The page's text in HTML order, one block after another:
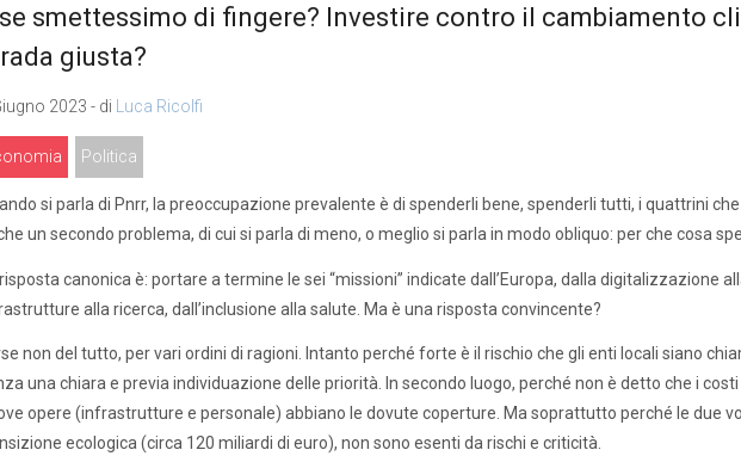
smettessimo di fingere? Investire contro il cambiamento
giusta?
2023 - di Luca Ricolfi
Politica
si parla di Pnrr, la preoccupazione prevalente è di spenderli bene, spenderli tutti, i quattrini che
un secondo problema, di cui si parla di meno, o meglio si parla in modo obliquo: per che cosa
canonica è: portare a termine le sei “missioni” indicate dall’Europa, dalla digitalizzazione
alla ricerca, dall’inclusione alla salute. Ma è una risposta convincente?
non del tutto, per vari ordini di ragioni. Intanto perché forte è il rischio che gli enti locali siano
una chiara e previa individuazione delle priorità. In secondo luogo, perché non è detto che i
opere (infrastrutture e personale) abbiano le dovute coperture. Ma soprattutto perché le due
ecologica (circa 120 miliardi di euro), non sono esenti da rischi e criticità.